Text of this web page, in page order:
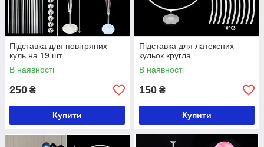
Підставка для повітряних
куль на 19 шт
В наявності
250 ₴
Купити
Підставка для латексних
кульок кругла
В наявності
150 ₴
Купити